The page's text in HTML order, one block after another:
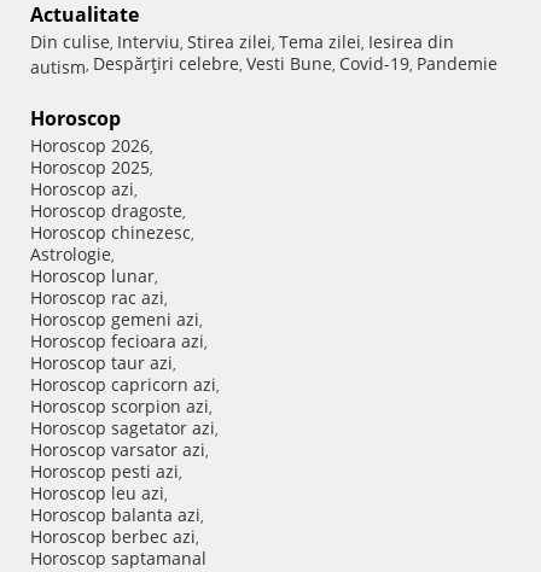
Actualitate
Din culise, Interviu, Stirea zilei, Tema zilei, Iesirea din
autism, Despărţiri celebre, Vesti Bune, Covid-19, Pandemie
Horoscop
Horoscop 2026,
Horoscop 2025,
Horoscop azi,
Horoscop dragoste,
Horoscop chinezesc,
Astrologie,
Horoscop lunar,
Horoscop rac azi,
Horoscop gemeni azi,
Horoscop fecioara azi,
Horoscop taur azi,
Horoscop capricorn azi,
Horoscop scorpion azi,
Horoscop sagetator azi,
Horoscop varsator azi,
Horoscop pesti azi,
Horoscop leu azi,
Horoscop balanta azi,
Horoscop berbec azi,
Horoscop saptamanal